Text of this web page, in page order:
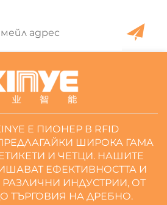
Е ПИОНЕР В RFID
ШИРОКА ГАМА
ЕТИКЕТИ И ЧЕТЦИ. НАШИТЕ
ЕФЕКТИВНОСТТА И
РАЗЛИЧНИ ИНДУСТРИИ, ОТ
ТЪРГОВИЯ НА ДРЕБНО.